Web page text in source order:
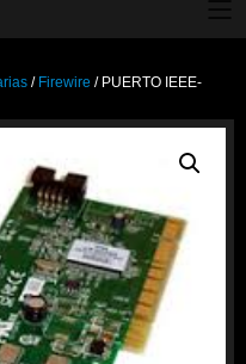
/ Firewire / PUERTO IEEE-